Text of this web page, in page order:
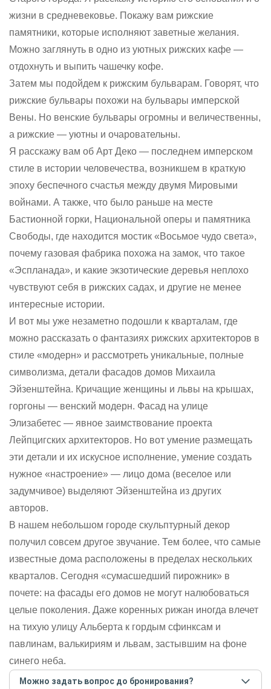
жизни в средневековье. Покажу вам рижские
памятники, которые исполняют заветные желания.
Можно заглянуть в одно из уютных рижских кафе —
отдохнуть и выпить чашечку кофе.
Затем мы подойдем к рижским бульварам. Говорят, что
рижские бульвары похожи на бульвары имперской
Вены. Но венские бульвары огромны и величественны,
а рижские — уютны и очаровательны.
Я расскажу вам об Арт Деко — последнем имперском
стиле в истории человечества, возникшем в краткую
эпоху беспечного счастья между двумя Мировыми
войнами. А также, что было раньше на месте
Бастионной горки, Национальной оперы и памятника
Свободы, где находится мостик «Восьмое чудо света»,
почему газовая фабрика похожа на замок, что такое
«Эспланада», и какие экзотические деревья неплохо
чувствуют себя в рижских садах, и другие не менее
интересные истории.
И вот мы уже незаметно подошли к кварталам, где
можно рассказать о фантазиях рижских архитекторов в
стиле «модерн» и рассмотреть уникальные, полные
символизма, детали фасадов домов Михаила
Эйзенштейна. Кричащие женщины и львы на крышах,
горгоны — венский модерн. Фасад на улице
Элизабетес — явное заимствование проекта
Лейпцигских архитекторов. Но вот умение размещать
эти детали и их искусное исполнение, умение создать
нужное «настроение» — лицо дома (веселое или
задумчивое) выделяют Эйзенштейна из других
авторов.
В нашем небольшом городе скульптурный декор
получил совсем другое звучание. Тем более, что самые
известные дома расположены в пределах нескольких
кварталов. Сегодня «сумасшедший пирожник» в
почете: на фасады его домов не могут налюбоваться
целые поколения. Даже коренных рижан иногда влечет
на тихую улицу Альберта к гордым сфинксам и
павлинам, валькириям и львам, застывшим на фоне
синего неба.
Можно задать вопрос до бронирования?